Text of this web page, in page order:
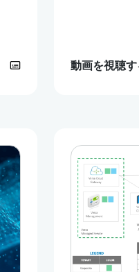
動画を視聴す